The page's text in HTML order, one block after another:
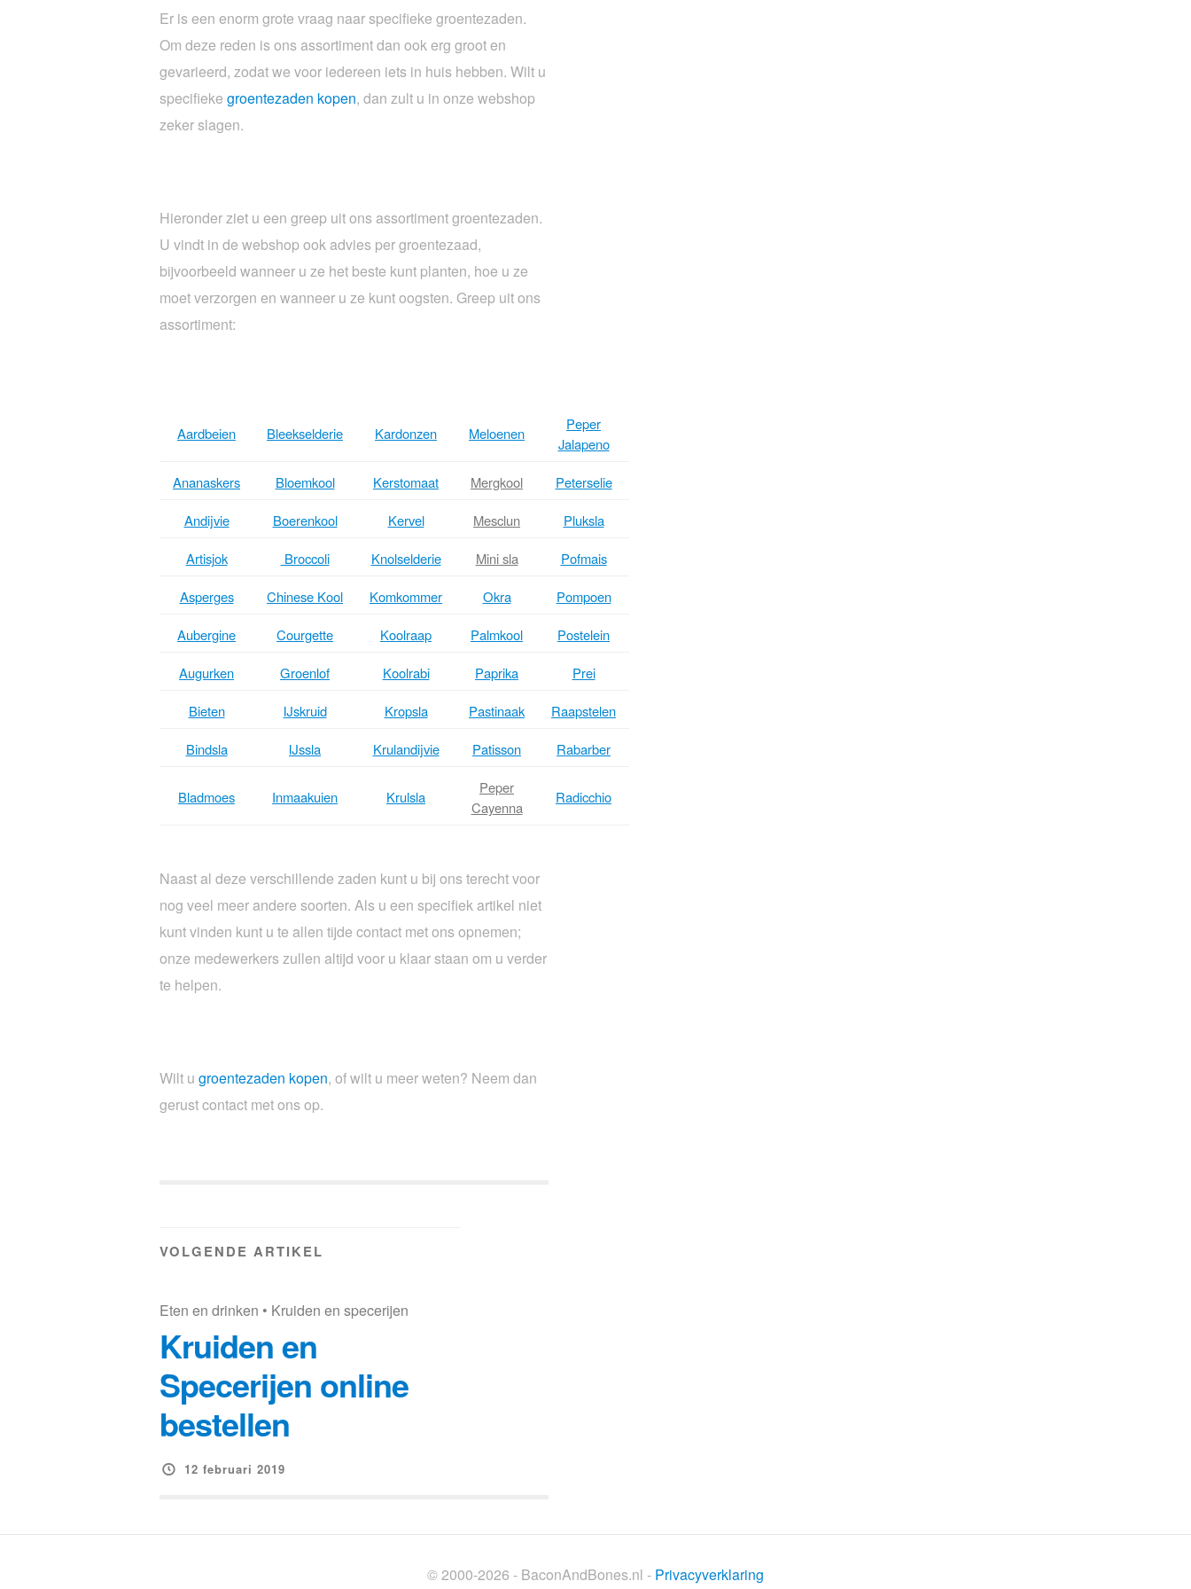
Er is een enorm grote vraag naar specifieke groentezaden.
Om deze reden is ons assortiment dan ook erg groot en
gevarieerd, zodat we voor iedereen iets in huis hebben. Wilt u
specifieke groentezaden kopen, dan zult u in onze webshop
zeker slagen.
Hieronder ziet u een greep uit ons assortiment groentezaden.
U vindt in de webshop ook advies per groentezaad,
bijvoorbeeld wanneer u ze het beste kunt planten, hoe u ze
moet verzorgen en wanneer u ze kunt oogsten. Greep uit ons
assortiment:
Aardbeien Bleekselderie Kardonzen Meloenen
Peper
Jalapeno
Ananaskers Bloemkool Kerstomaat Mergkool Peterselie
Andijvie Boerenkool Kervel Mesclun Pluksla
Artisjok Broccoli Knolselderie Mini sla Pofmais
Asperges Chinese Kool Komkommer Okra Pompoen
Aubergine Courgette Koolraap Palmkool Postelein
Augurken Groenlof Koolrabi Paprika Prei
Bieten IJskruid Kropsla Pastinaak Raapstelen
Bindsla IJssla Krulandijvie Patisson Rabarber
Bladmoes Inmaakuien Krulsla
Peper
Cayenna
Radicchio
Naast al deze verschillende zaden kunt u bij ons terecht voor
nog veel meer andere soorten. Als u een specifiek artikel niet
kunt vinden kunt u te allen tijde contact met ons opnemen;
onze medewerkers zullen altijd voor u klaar staan om u verder
te helpen.
Wilt u groentezaden kopen, of wilt u meer weten? Neem dan
gerust contact met ons op.
VOLGENDE ARTIKEL
Eten en drinken • Kruiden en specerijen
Kruiden en
Specerijen online
bestellen
12 februari 2019
© 2000-2026 - BaconAndBones.nl - Privacyverklaring